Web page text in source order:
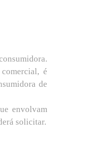
é
de
envolvam
solicitar.